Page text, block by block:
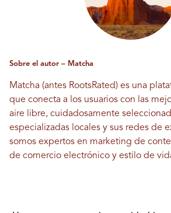
Sobre el autor – Matcha
Matcha (antes RootsRated) es una
que conecta a los usuarios con las
aire libre, cuidadosamente
especializadas locales y sus redes de
somos expertos en marketing de
de comercio electrónico y estilo de